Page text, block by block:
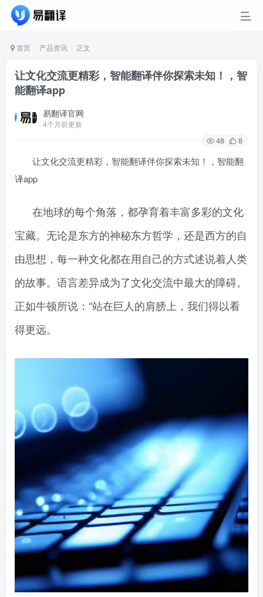
首页 产品资讯 正文
让文化交流更精彩，智能翻译伴你探索未知！，智
能翻译app
易翻译官网
4个月前更新
48 8
让文化交流更精彩，智能翻译伴你探索未知！，智能翻
译app
在地球的每个角落，都孕育着丰富多彩的文化
宝藏。无论是东方的神秘东方哲学，还是西方的自
由思想，每一种文化都在用自己的方式述说着人类
的故事。语言差异成为了文化交流中最大的障碍。
正如牛顿所说：“站在巨人的肩膀上，我们得以看
得更远。